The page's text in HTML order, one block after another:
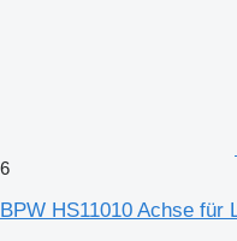
6
BPW HS11010 Achse für